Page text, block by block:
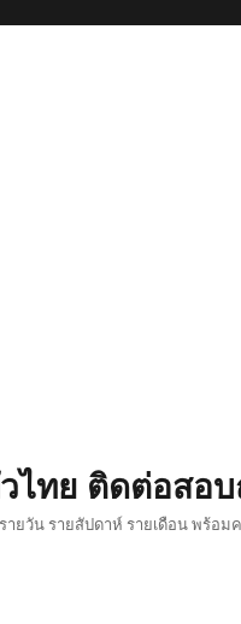
ไทย ติดต่อสอ
ยวัน รายสัปดาห์ รายเดือน พร้อ